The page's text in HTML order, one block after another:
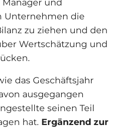
Unternehmen die
zu ziehen und den
Wertschätzung und
das Geschäftsjahr
ausgegangen
seinen Teil
hat. Ergänzend zur